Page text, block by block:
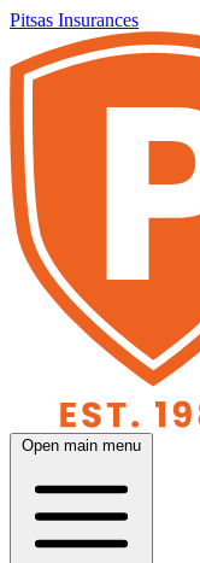
Pitsas Insurances
Open main menu